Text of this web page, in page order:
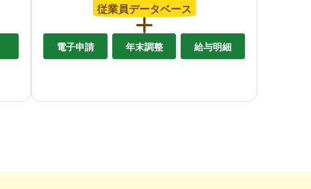
従業員データベース
電子申請 年末調整 給与明細